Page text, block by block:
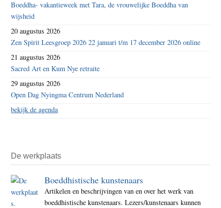
Boeddha- vakantieweek met Tara, de vrouwelijke Boeddha van
wijsheid
20 augustus 2026
Zen Spirit Leesgroep 2026 22 januari t/m 17 december 2026 online
21 augustus 2026
Sacred Art en Kum Nye retraite
29 augustus 2026
Open Dag Nyingma Centrum Nederland
bekijk de agenda
De werkplaats
Boeddhistische kunstenaars
Artikelen en beschrijvingen van en over het werk van
boeddhistische kunstenaars. Lezers/kunstenaars kunnen